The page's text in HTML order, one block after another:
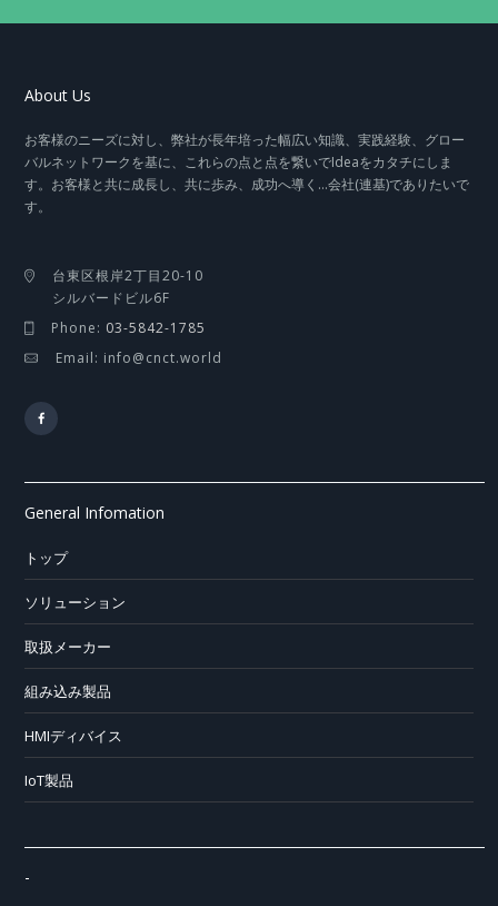
About Us
お客様のニーズに対し、弊社が長年培った幅広い知識、実践経験、グロー
バルネットワークを基に、これらの点と点を繋いでIdeaをカタチにしま
す。お客様と共に成長し、共に歩み、成功へ導く…会社(連基)でありたいで
す。
台東区根岸2丁目20-10
シルバードビル6F
Phone: 03-5842-1785
Email: info@cnct.world
General Infomation
トップ
ソリューション
取扱メーカー
組み込み製品
HMIディバイス
IoT製品
-